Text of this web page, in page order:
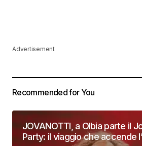
Advertisement
Recommended for You
JOVANOTTI, a Olbia parte il
Party: il viaggio che accende